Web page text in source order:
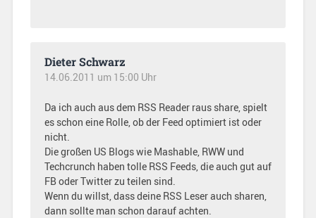
Dieter Schwarz
14.06.2011 um 15:00 Uhr
Da ich auch aus dem RSS Reader raus share, spielt
es schon eine Rolle, ob der Feed optimiert ist oder
nicht.
Die großen US Blogs wie Mashable, RWW und
Techcrunch haben tolle RSS Feeds, die auch gut auf
FB oder Twitter zu teilen sind.
Wenn du willst, dass deine RSS Leser auch sharen,
dann sollte man schon darauf achten.